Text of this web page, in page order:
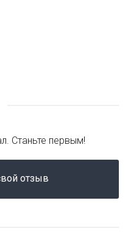
отзыв
Станьте первым!